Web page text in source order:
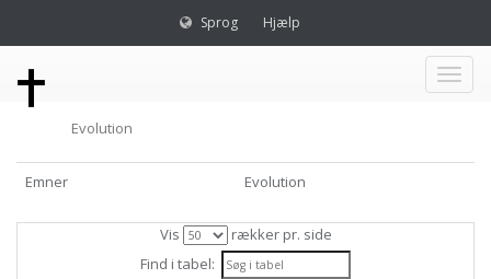
Sprog Hjælp
Toggle
Evolution
Emner Evolution
Vis
rækker pr. side
Find i tabel: